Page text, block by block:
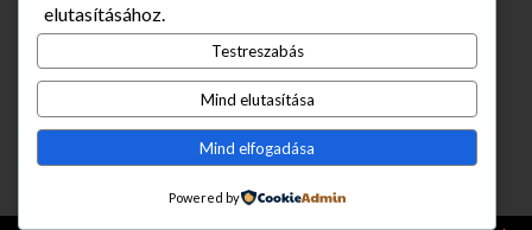
Impresszum
Elállás a szerződéstől
elutasításához.
Testreszabás
Mind elutasítása
Mind elfogadása
Powered by